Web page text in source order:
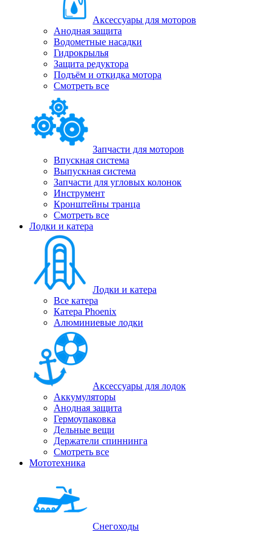
Аксессуары для моторов
Анодная защита
Водометные насадки
Гидрокрылья
Защита редуктора
Подъём и откидка мотора
Смотреть все
Запчасти для моторов
Впускная система
Выпускная система
Запчасти для угловых колонок
Инструмент
Кронштейны транца
Смотреть все
Лодки и катера
Лодки и катера
Все катера
Катера Phoenix
Алюминиевые лодки
Аксессуары для лодок
Аккумуляторы
Анодная защита
Гермоупаковка
Дельные вещи
Держатели спиннинга
Смотреть все
Мототехника
Снегоходы